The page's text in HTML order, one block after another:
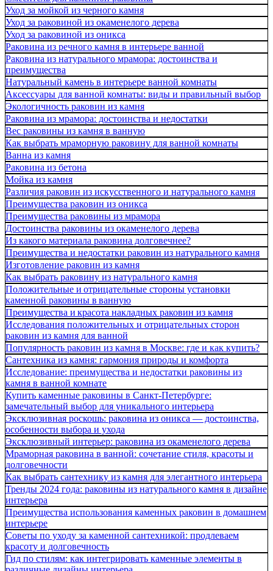
Уход за мойкой из черного камня
Уход за раковиной из окаменелого дерева
Уход за раковиной из оникса
Раковина из речного камня в интерьере ванной
Раковина из натурального мрамора: достоинства и
преимущества
Натуральный камень в интерьере ванной комнаты
Аксессуары для ванной комнаты: виды и правильный выбор
Экологичность раковин из камня
Раковина из мрамора: достоинства и недостатки
Вес раковины из камня в ванную
Как выбрать мраморную раковину для ванной комнаты
Ванна из камня
Раковина из бетона
Мойка из камня
Различия раковин из искусственного и натурального камня
Преимущества раковин из оникса
Преимущества раковины из мрамора
Достоинства раковины из окаменелого дерева
Из какого материала раковина долговечнее?
Преимущества и недостатки раковин из натурального камня
Изготовление раковин из камня
Как выбрать раковину из натурального камня
Положительные и отрицательные стороны установки
каменной раковины в ванную
Преимущества и красота накладных раковин из камня
Исследования положительных и отрицательных сторон
раковин из камня для ванной
Популярность раковин из камня в Москве: где и как купить?
Сантехника из камня: гармония природы и комфорта
Исследование: преимущества и недостатки раковины из
камня в ванной комнате
Купить каменные раковины в Санкт-Петербурге:
замечательный выбор для уникального интерьера
Эксклюзивная роскошь: раковина из оникса — достоинства,
особенности выбора и ухода
Эксклюзивный интерьер: раковина из окаменелого дерева
Мраморная раковина в ванной: сочетание стиля, красоты и
долговечности
Как выбрать сантехнику из камня для элегантного интерьера
Тренды 2024 года: раковины из натурального камня в дизайне
интерьера
Преимущества использования каменных раковин в домашнем
интерьере
Советы по уходу за каменной сантехникой: продлеваем
красоту и долговечность
Гид по стилям: как интегрировать каменные элементы в